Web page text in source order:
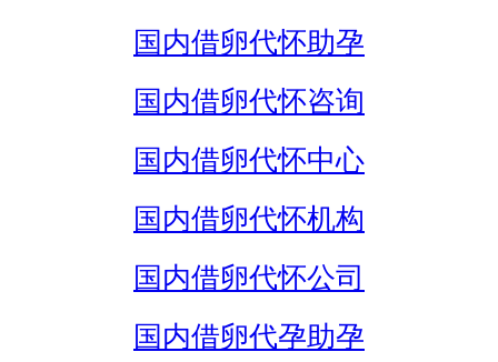
国内借卵代怀助孕
国内借卵代怀咨询
国内借卵代怀中心
国内借卵代怀机构
国内借卵代怀公司
国内借卵代孕助孕